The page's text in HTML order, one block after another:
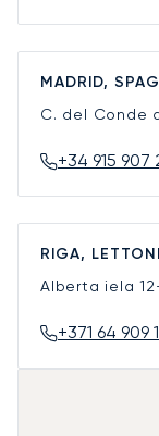
MADRID,
C. del Conde
+34 915 907
RIGA,
Alberta iela
+371 64 909